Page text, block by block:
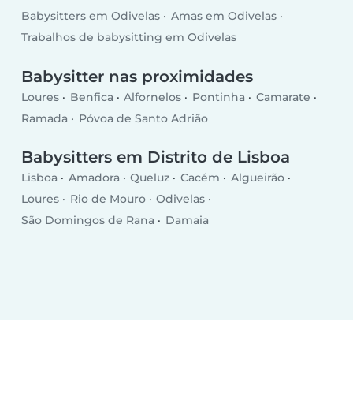
Babysitters em Odivelas
Amas em Odivelas
Trabalhos de babysitting em Odivelas
Babysitter nas proximidades
Loures Benfica Alfornelos Pontinha
Camarate
Ramada
Póvoa de Santo Adrião
Babysitters em Distrito de Lisboa
Lisboa Amadora Queluz Cacém
Algueirão
Loures
Rio de Mouro
Odivelas
São Domingos de Rana
Damaia